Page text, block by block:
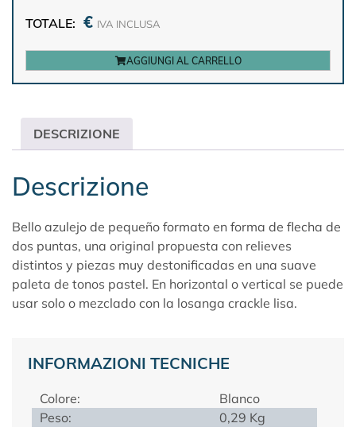
TOTALE: € IVA INCLUSA
AGGIUNGI AL CARRELLO
DESCRIZIONE
Descrizione
Bello azulejo de pequeño formato en forma de flecha de
dos puntas, una original propuesta con relieves
distintos y piezas muy destonificadas en una suave
paleta de tonos pastel. En horizontal o vertical se puede
usar solo o mezclado con la losanga crackle lisa.
INFORMAZIONI TECNICHE
Colore:
Blanco
Peso:
0,29 Kg